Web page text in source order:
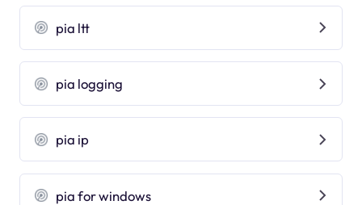
pia ltt
pia logging
pia ip
pia for windows